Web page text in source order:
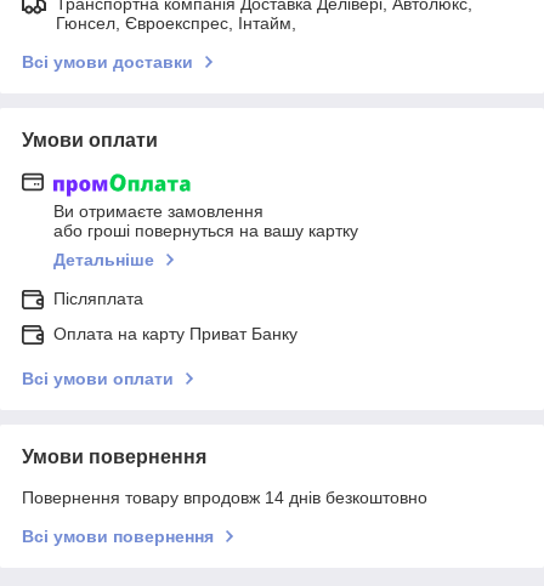
Транспортна компанія Доставка Делівері, Автолюкс,
Гюнсел, Євроекспрес, Інтайм,
Всі умови доставки
Умови оплати
Ви отримаєте замовлення
або гроші повернуться на вашу картку
Детальніше
Післяплата
Оплата на карту Приват Банку
Всі умови оплати
Умови повернення
Повернення товару впродовж 14 днів безкоштовно
Всі умови повернення